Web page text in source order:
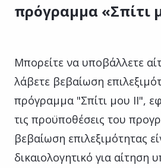
πρόγραμμα «Σπίτι
Μπορείτε να υποβάλλετε
λάβετε βεβαίωση
πρόγραμμα "Σπίτι μου ΙΙ",
τις προϋποθέσεις του
βεβαίωση επιλεξιμότητας
δικαιολογητικό για αίτηση